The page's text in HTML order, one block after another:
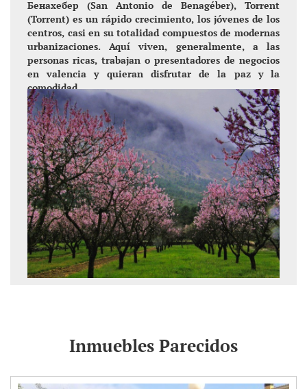
Бенахебер (San Antonio de Benagéber), Torrent
(Torrent) es un rápido crecimiento, los jóvenes de los
centros, casi en su totalidad compuestos de modernas
urbanizaciones. Aquí viven, generalmente, a las
personas ricas, trabajan o presentadores de negocios
en valencia y quieran disfrutar de la paz y la
comodidad..
Inmuebles Parecidos